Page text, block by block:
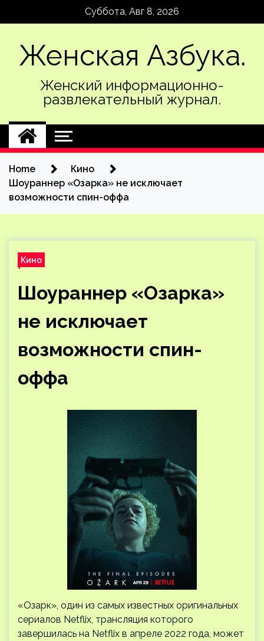
Суббота, Авг 8, 2026
Женская Азбука.
Женский информационно-
развлекательный журнал.
Home
Кино
Шоураннер «Озарка» не исключает
возможности спин-оффа
Кино
Шоураннер «Озарка»
не исключает
возможности спин-
оффа
«Озарк», один из самых известных оригинальных
сериалов Netflix, трансляция которого
завершилась на Netflix в апреле 2022 года, может